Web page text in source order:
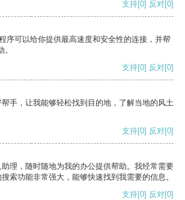
支持[0] 反对[0]
序可以给你提供最高速度和安全性的连接，并帮
支持[0] 反对[0]
手，让我能够轻松找到目的地，了解当地的风土
支持[0] 反对[0]
理，随时随地为我的办公提供帮助。我经常需要
索功能非常强大，能够快速找到我需要的信息。
支持[0] 反对[0]